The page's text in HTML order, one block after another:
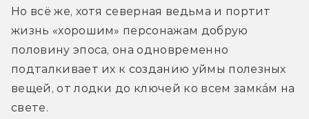
Но всё же, хотя северная ведьма и портит
жизнь «хорошим» персонажам добрую
половину эпоса, она одновременно
подталкивает их к созданию уймы полезных
вещей, от лодки до ключей ко всем замкáм на
свете.